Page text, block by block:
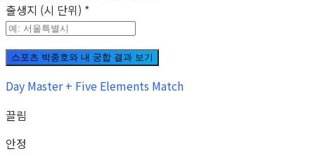
출생지 (시 단위) *
스포츠 박종호와 내 궁합 결과 보기
Day Master + Five Elements Match
끌림
안정